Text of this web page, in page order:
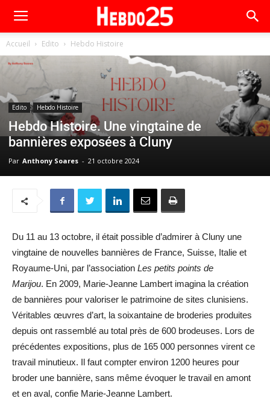
Accueil Edito Hebdo Histoire
Edito Hebdo Histoire
Hebdo Histoire. Une vingtaine de
bannières exposées à Cluny
Par Anthony Soares - 21 octobre 2024
Du 11 au 13 octobre, il était possible d’admirer à Cluny une
vingtaine de nouvelles bannières de France, Suisse, Italie et
Royaume-Uni, par l’association Les petits points de
Marijou. En 2009, Marie-Jeanne Lambert imagina la création
de bannières pour valoriser le patrimoine de sites clunisiens.
Véritables œuvres d’art, la soixantaine de broderies produites
depuis ont rassemblé au total près de 600 brodeuses. Lors de
précédentes expositions, plus de 165 000 personnes virent ce
travail minutieux. Il faut compter environ 1200 heures pour
broder une bannière, sans même évoquer le travail en amont
et en aval, confie Marie-Jeanne Lambert.